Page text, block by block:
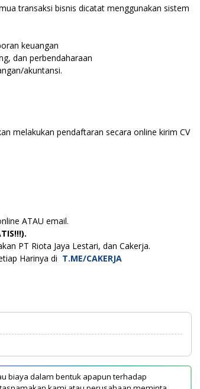
transaksi bisnis dicatat menggunakan sistem
keuangan
dan perbendaharaan
akuntansi.
melakukan pendaftaran secara online kirim CV
ATAU email.
PT Riota Jaya Lestari, dan Cakerja.
Harinya di T.ME/CAKERJA
biaya dalam bentuk apapun terhadap